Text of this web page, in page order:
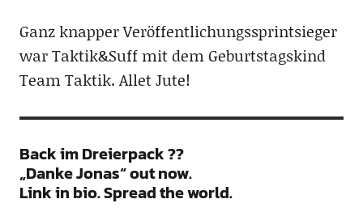
Ganz knapper Veröffentlichungssprintsieger
war Taktik&Suff mit dem Geburtstagskind
Team Taktik. Allet Jute!
Back im Dreierpack ??
„Danke Jonas“ out now.
Link in bio. Spread the world.